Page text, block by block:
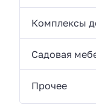
Комплексы
Садовая
Прочее